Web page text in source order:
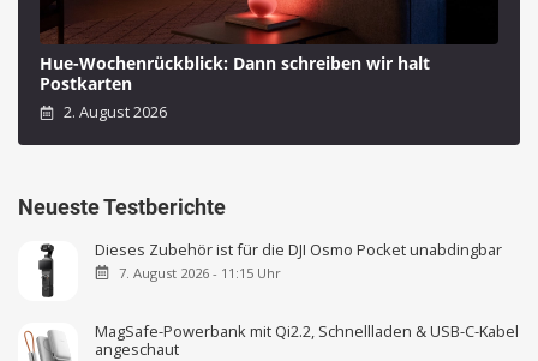
Hue-Wochenrückblick: Dann schreiben wir halt
Postkarten
2. August 2026
Neueste Testberichte
Dieses Zubehör ist für die DJI Osmo Pocket unabdingbar
7. August 2026 - 11:15 Uhr
MagSafe-Powerbank mit Qi2.2, Schnellladen & USB-C-Kabel
angeschaut